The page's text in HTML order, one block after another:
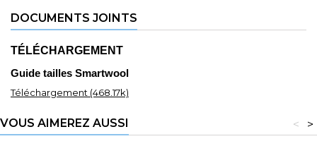
DOCUMENTS JOINTS
TÉLÉCHARGEMENT
Guide tailles Smartwool
Téléchargement (468.17k)
VOUS AIMEREZ AUSSI >
<